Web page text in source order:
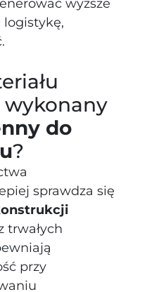
wyższe
do
?
sprawdza się
trwałych
przy